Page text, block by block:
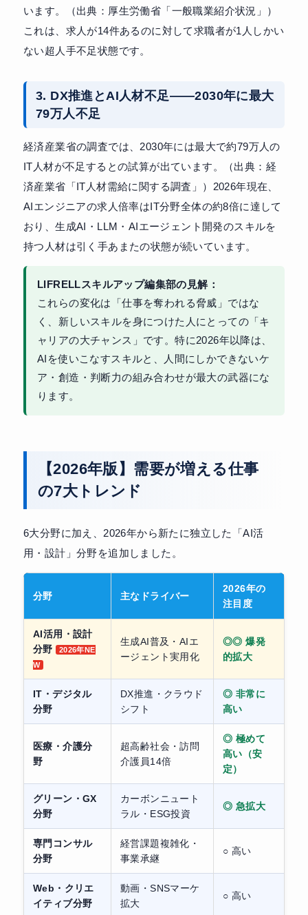
います。（出典：厚生労働省「一般職業紹介状況」）
これは、求人が14件あるのに対して求職者が1人しかい
ない超人手不足状態です。
3. DX推進とAI人材不足——2030年に最大
79万人不足
経済産業省の調査では、2030年には最大で約79万人の
IT人材が不足するとの試算が出ています。（出典：経
済産業省「IT人材需給に関する調査」）2026年現在、
AIエンジニアの求人倍率はIT分野全体の約8倍に達して
おり、生成AI・LLM・AIエージェント開発のスキルを
持つ人材は引く手あまたの状態が続いています。
LIFRELLスキルアップ編集部の見解：
これらの変化は「仕事を奪われる脅威」ではな
く、新しいスキルを身につけた人にとっての「キ
ャリアの大チャンス」です。特に2026年以降は、
AIを使いこなすスキルと、人間にしかできないケ
ア・創造・判断力の組み合わせが最大の武器にな
ります。
【2026年版】需要が増える仕事
の7大トレンド
6大分野に加え、2026年から新たに独立した「AI活
用・設計」分野を追加しました。
分野 主なドライバー
2026年の
注目度
AI活用・設計
分野
2026年NE
W
生成AI普及・AIエ
ージェント実用化
◎◎ 爆発
的拡大
IT・デジタル
分野
DX推進・クラウド
シフト
◎ 非常に
高い
医療・介護分
野
超高齢社会・訪問
介護員14倍
◎ 極めて
高い（安
定）
グリーン・GX
分野
カーボンニュート
ラル・ESG投資
◎ 急拡大
専門コンサル
分野
経営課題複雑化・
事業承継
○ 高い
Web・クリエ
イティブ分野
動画・SNSマーケ
拡大
○ 高い